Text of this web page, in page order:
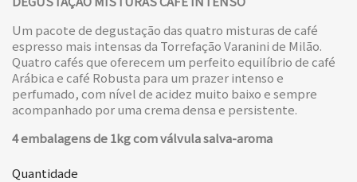
Um pacote de degustação das quatro misturas de café
espresso mais intensas da Torrefação Varanini de Milão.
Quatro cafés que oferecem um perfeito equilíbrio de café
Arábica e café Robusta para um prazer intenso e
perfumado, com nível de acidez muito baixo e sempre
acompanhado por uma crema densa e persistente.
4 embalagens de 1kg com válvula salva-aroma
Quantidade